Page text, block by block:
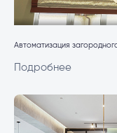
Автоматизация
Подробнее